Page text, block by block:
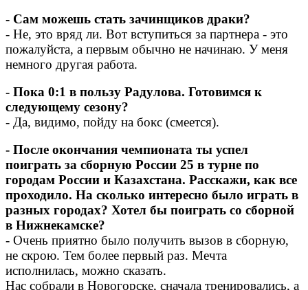
- Сам можешь стать зачинщиков драки?
- Не, это вряд ли. Вот вступиться за партнера - это
пожалуйста, а первым обычно не начинаю. У меня
немного другая работа.
- Пока 0:1 в пользу Радулова. Готовимся к
следующему сезону?
- Да, видимо, пойду на бокс (смеется).
- После окончания чемпионата ты успел
поиграть за сборную России 25 в турне по
городам России и Казахстана. Расскажи, как все
проходило. На сколько интересно было играть в
разных городах? Хотел бы поиграть со сборной
в Нижнекамске?
- Очень приятно было получить вызов в сборную,
не скрою. Тем более первый раз. Мечта
исполнилась, можно сказать.
Нас собрали в Новогорске, сначала тренировались, а